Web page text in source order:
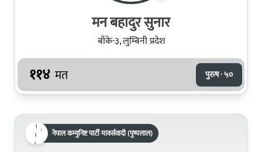
मन बहादुर सुनार
बाँके-३, लुम्बिनी प्रदेश
११४ मत पुरुष · ५०
नेपाल कम्युनिष्ट पार्टी मार्क्सवादी (पुष्पलाल)